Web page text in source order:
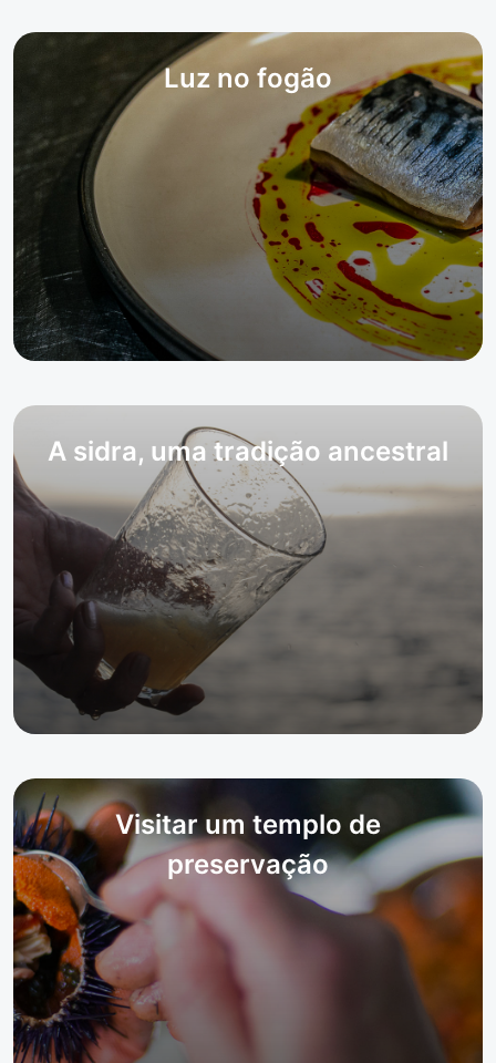
Luz no fogão
A sidra, uma tradição ancestral
Visitar um templo de
preservação